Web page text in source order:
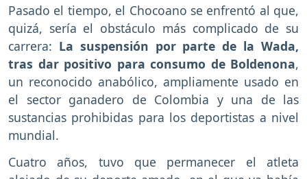
Pasado el tiempo, el Chocoano se enfrentó al que,
quizá, sería el obstáculo más complicado de su
carrera: La suspensión por parte de la Wada,
tras dar positivo para consumo de Boldenona,
un reconocido anabólico, ampliamente usado en
el sector ganadero de Colombia y una de las
sustancias prohibidas para los deportistas a nivel
mundial.
Cuatro años, tuvo que permanecer el atleta